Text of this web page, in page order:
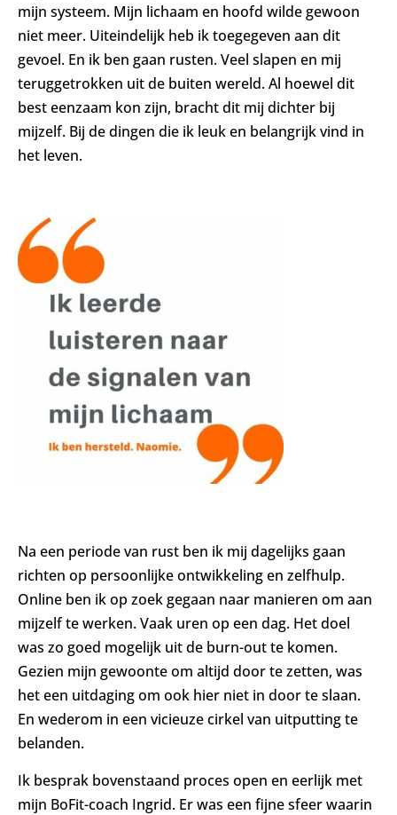
mijn systeem. Mijn lichaam en hoofd wilde gewoon
niet meer. Uiteindelijk heb ik toegegeven aan dit
gevoel. En ik ben gaan rusten. Veel slapen en mij
teruggetrokken uit de buiten wereld. Al hoewel dit
best eenzaam kon zijn, bracht dit mij dichter bij
mijzelf. Bij de dingen die ik leuk en belangrijk vind in
het leven.
Na een periode van rust ben ik mij dagelijks gaan
richten op persoonlijke ontwikkeling en zelfhulp.
Online ben ik op zoek gegaan naar manieren om aan
mijzelf te werken. Vaak uren op een dag. Het doel
was zo goed mogelijk uit de burn-out te komen.
Gezien mijn gewoonte om altijd door te zetten, was
het een uitdaging om ook hier niet in door te slaan.
En wederom in een vicieuze cirkel van uitputting te
belanden.
Ik besprak bovenstaand proces open en eerlijk met
mijn BoFit-coach Ingrid. Er was een fijne sfeer waarin